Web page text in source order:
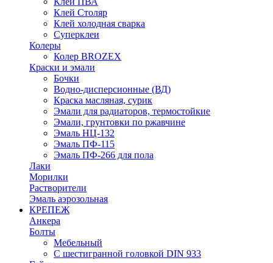
Клей Столяр
Клей холодная сварка
Суперклеи
Колеры
Колер BROZEX
Краски и эмали
Бочки
Водно-дисперсионные (ВД)
Краска масляная, сурик
Эмали для радиаторов, термостойкие
Эмали, грунтовки по ржавчине
Эмаль НЦ-132
Эмаль ПФ-115
Эмаль ПФ-266 для пола
Лаки
Морилки
Растворители
Эмаль аэрозольная
КРЕПЕЖ
Анкера
Болты
Мебельный
С шестигранной головкой DIN 933